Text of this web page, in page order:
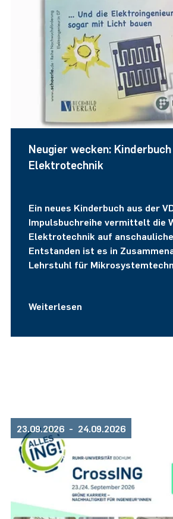
Neugier wecken:
Elektrotechnik
Ein neues Kinderbuch aus der
Impulsbuchreihe vermittelt die
Elektrotechnik auf
Entstanden ist es in
Lehrstuhl für
Weiterlesen
23.09.2026 - 24.09.2026